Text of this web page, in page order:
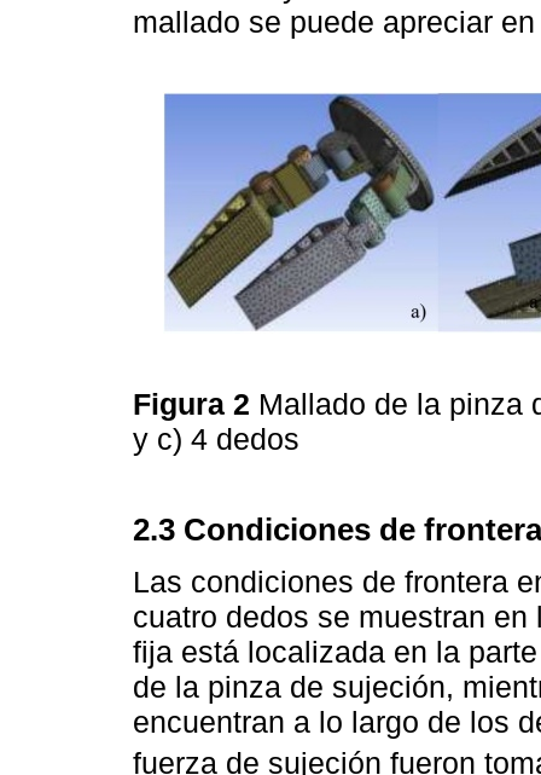
mallado se puede apreciar
Figura 2 Mallado de la pinza
y c) 4 dedos
2.3 Condiciones de frontera
Las condiciones de frontera
cuatro dedos se muestran
fija está localizada en la
de la pinza de sujeción,
encuentran a lo largo de los
fuerza de sujeción fueron